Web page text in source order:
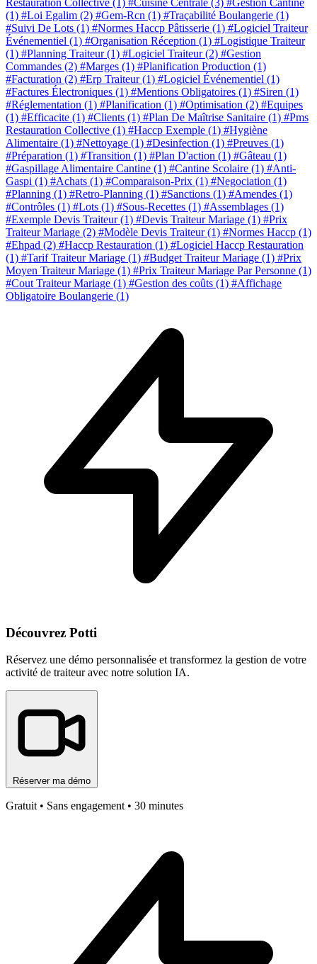
(1) #Loi Egalim (2) #Gem-Rcn (1) #Traçabilité Boulangerie (1)
#Suivi De Lots (1) #Normes Haccp Pâtisserie (1) #Logiciel Traiteur
Événementiel (1) #Organisation Réception (1) #Logistique Traiteur
(1) #Planning Traiteur(1) #Logiciel Traiteur(2) #Gestion
Commandes (2) #Marges (1) #Planification Production (1)
#Facturation (2) #Erp Traiteur(1) #Logiciel Événementiel (1)
#Factures Électroniques (1) #Mentions Obligatoires (1) #Siren (1)
#Réglementation (1) #Planification (1) #Optimisation (2) #Equipes
(1) #Efficacite (1) #Clients (1) #Plan De Maîtrise Sanitaire (1) #Pms
Restauration Collective (1) #Haccp Exemple (1) #Hygiène
Alimentaire (1) #Nettoyage (1) #Desinfection (1) #Preuves (1)
#Préparation (1) #Transition (1) #Plan D'action (1) #Gâteau (1)
#Gaspillage Alimentaire Cantine (1) #Cantine Scolaire (1) #Anti-
Gaspi (1) #Achats (1) #Comparaison-Prix (1) #Negociation (1)
#Planning (1) #Retro-Planning (1) #Sanctions (1) #Amendes (1)
#Contrôles (1) #Lots (1) #Sous-Recettes (1) #Assemblages (1)
#Exemple Devis Traiteur(1) #Devis Traiteur Mariage (1) #Prix
Traiteur Mariage (2) #Modèle Devis Traiteur(1) #Normes Haccp (1)
#Ehpad (2) #Haccp Restauration (1) #Logiciel Haccp Restauration
(1) #Tarif Traiteur Mariage (1) #Budget Traiteur Mariage (1) #Prix
Moyen Traiteur Mariage (1) #Prix Traiteur Mariage Par Personne (1)
#Cout Traiteur Mariage (1) #Gestion des coûts (1) #Affichage
Obligatoire Boulangerie (1)
Découvrez Potti
Réservez une démo personnalisée et transformez la gestion de votre
activité de traiteur avec notre solution IA.
Réserver ma démo
Gratuit • Sans engagement • 30 minutes